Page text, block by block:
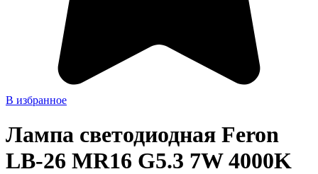
В избранное
Лампа светодиодная Feron
LB-26 MR16 G5.3 7W 4000K